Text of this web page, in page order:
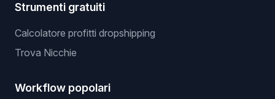
Strumenti gratuiti
Calcolatore profitti dropshipping
Trova Nicchie
Workflow popolari